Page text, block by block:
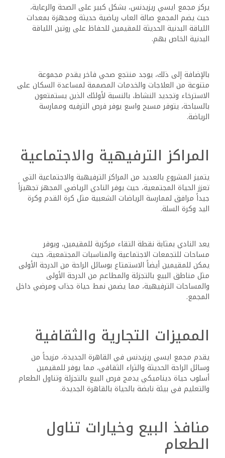
يركز مجمع ايسي ريزيدنس، بشكل كبير على الصحة والرعاية،
حيث يضم المجمع صالة العاب رياضية حديثة ومجهزة بمعدات
اللياقة البدنية الحديثة للمقيمين للحفاظ على روتين اللياقة
البدنية الخاص بهم.
بالإضافة إلى ذلك، يوجد منتجع صحي فاخر يقدم مجموعة
متنوعة من العلاجات والخدمات المصممة لمساعدة السكان على
الاسترخاء وتجديد النشاط، بالنسبة لأولئك الذين يستمتعون
بالسباحة، يتوفر مسبح واسع يوفر فرص الترفيه وممارسة
الرياضة.
المراكز الترفيهية والاجتماعية
يتميز المشروع بالعديد من المراكز الترفيهية والاجتماعية التي
تعزز الحياة المجتمعية، حيث يوفر النادي الرياضي المجهز تجهيزاً
جيداً مرافق لممارسة الرياضات الشعبية مثل كرة القدم وكرة
اليد وكرة السلة.
يعد النادي بمثابة نقطة التقاء مركزية للمقيمين، ويوفر
مساحات للتجمعات الاجتماعية والمناسبات المجتمعية، حيث
يمكن للمقيمين أيضاً الاستمتاع بوسائل الراحة من الدرجة الأولى
مثل مناطق البيع بالتجزئة والمطاعم من الدرجة الأولى
والمساحات الترفيهية، مما يضمن نمط حياة جذاب ومرضي داخل
المجمع.
المميزات التجارية والثقافية
يقدم مجمع ايسي ريزيدنس في القاهرة الجديدة، مزيجاً من
وسائل الراحة الحديثة والثراء الثقافي، مما يوفر للمقيمين
أسلوب حياة ديناميكي يدمج فرص البيع بالتجزئة وتناول الطعام
والتعليم في بيئة نابضة بالحياة بالقاهرة الجديدة.
منافذ البيع وخيارات تناول
الطعام